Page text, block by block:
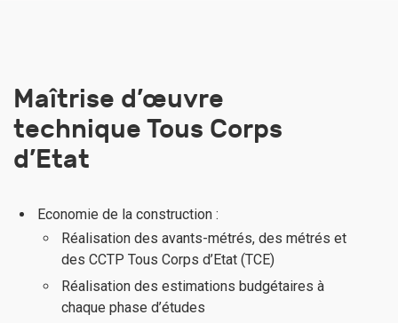
Maîtrise d’œuvre
technique Tous Corps
d’Etat
Economie de la construction :
Réalisation des avants-métrés, des métrés et
des CCTP Tous Corps d’Etat (TCE)
Réalisation des estimations budgétaires à
chaque phase d’études